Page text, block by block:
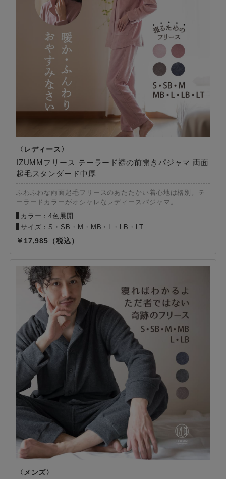
IZUMMフリース テーラード襟の前開きパジャマ 両面
起毛スタンダード中厚
ふわふわな両面起毛フリースのあたたかい着心地は格別。テ
ーラードカラーがオシャレなレディースパジャマ。
カラー：4色展開
サイズ：S・SB・M・MB・L・LB・LT
17,985